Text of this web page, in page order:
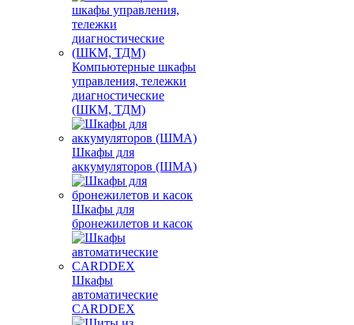
Компьютерные шкафы
управления, тележки
диагностические
(ШКМ, ТДМ)
Шкафы для
аккумуляторов (ШМА)
Шкафы для
бронежилетов и касок
Шкафы
автоматические
CARDDEX